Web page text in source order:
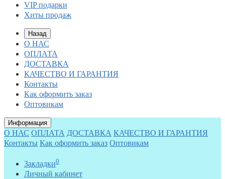
VIP подарки
Хиты продаж
Назад
О НАС
ОПЛАТА
ДОСТАВКА
КАЧЕСТВО И ГАРАНТИЯ
Контакты
Как оформить заказ
Оптовикам
Информация
О НАС ОПЛАТА ДОСТАВКА КАЧЕСТВО И ГАРАНТИЯ
Контакты Как оформить заказ Оптовикам
Закладки0
Личный кабинет